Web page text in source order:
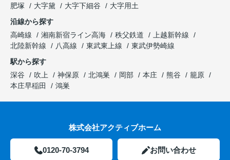
肥塚
大字黛 大字下細谷
大字用土
沿線から探す
高崎線
湘南新宿ライン高海 秩父鉄道
上越新幹線
北陸新幹線
八高線 東武東上線
東武伊勢崎線
駅から探す
深谷
吹上 神保原 北鴻巣 岡部 本庄 熊谷
籠原
本庄早稲田
鴻巣
株式会社アクティブホーム
0120-70-3794 お問い合わせ